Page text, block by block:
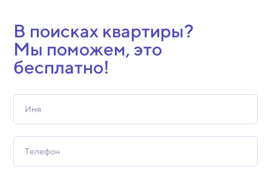
В поисках квартиры?
Мы поможем, это
бесплатно!